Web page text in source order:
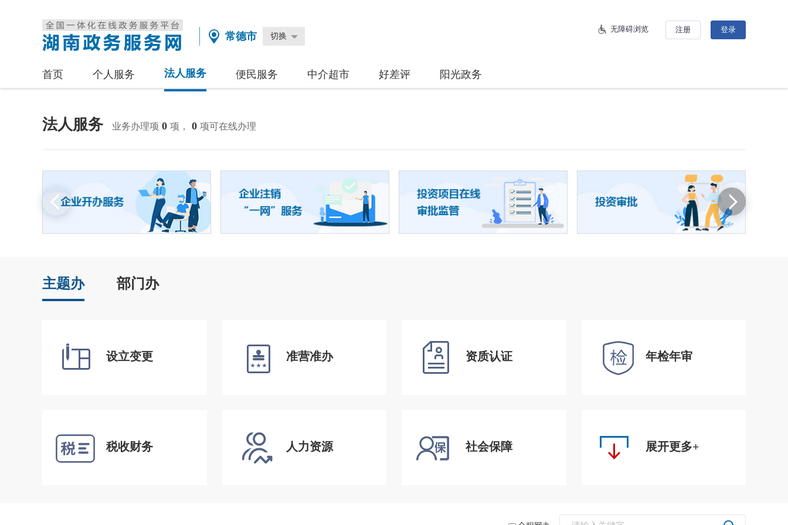
常德市 切换
无障碍浏览 注册 登录
首页 个人服务 法人服务 便民服务 中介超市 好差评 阳光政务
法人服务 业务办理项 0 项， 0 项可在线办理
主题办 部门办
设立变更 准营准办 资质认证 年检年审
税收财务 人力资源 社会保障 展开更多+